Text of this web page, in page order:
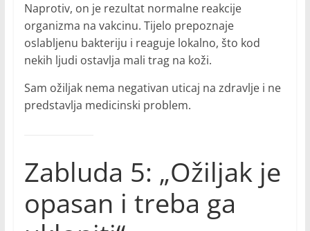
Naprotiv, on je rezultat normalne reakcije
organizma na vakcinu. Tijelo prepoznaje
oslabljenu bakteriju i reaguje lokalno, što kod
nekih ljudi ostavlja mali trag na koži.
Sam ožiljak nema negativan uticaj na zdravlje i ne
predstavlja medicinski problem.
Zabluda 5: „Ožiljak je
opasan i treba ga